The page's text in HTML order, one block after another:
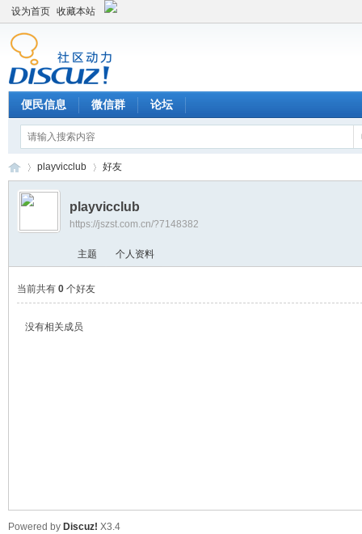
设为首页 收藏本站
便民信息 微信群 论坛
›
playvicclub 好友
playvicclub
https://jszst.com.cn/?7148382
主题 个人资料
当前共有 0个好友
没有相关成员
Powered by Discuz! X3.4